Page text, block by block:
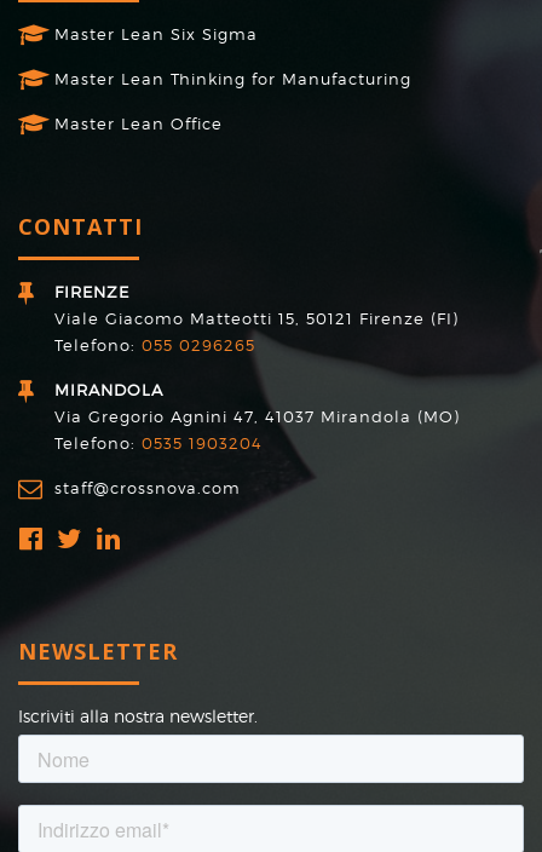
Master Lean Six Sigma
Master Lean Thinking for Manufacturing
Master Lean Office
CONTATTI
FIRENZE
Viale Giacomo Matteotti 15, 50121 Firenze (FI)
Telefono: 055 0296265
MIRANDOLA
Via Gregorio Agnini 47, 41037 Mirandola (MO)
Telefono: 0535 1903204
staff@crossnova.com
NEWSLETTER
Iscriviti alla nostra newsletter.